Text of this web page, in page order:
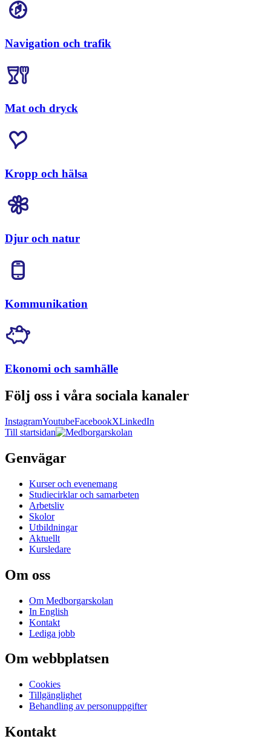
Navigation och trafik
Mat och dryck
Kropp och hälsa
Djur och natur
Kommunikation
Ekonomi och samhälle
Följ oss i våra sociala kanaler
InstagramYoutubeFacebookXLinkedIn
Till startsidan
Genvägar
Kurser och evenemang
Studiecirklar och samarbeten
Arbetsliv
Skolor
Utbildningar
Aktuellt
Kursledare
Om oss
Om Medborgarskolan
In English
Kontakt
Lediga jobb
Om webbplatsen
Cookies
Tillgänglighet
Behandling av personuppgifter
Kontakt